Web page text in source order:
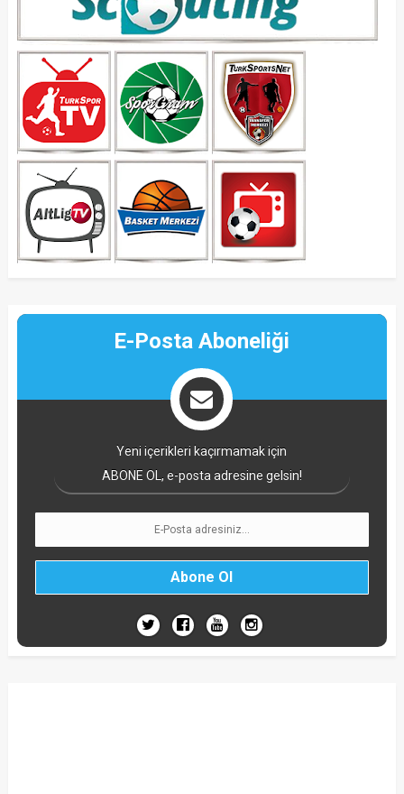
E-Posta Aboneliği
Yeni içerikleri kaçırmamak için
ABONE OL, e-posta adresine gelsin!